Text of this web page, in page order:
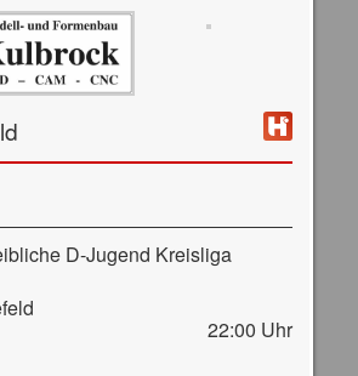
D-Jugend Kreisliga
22:00 Uhr